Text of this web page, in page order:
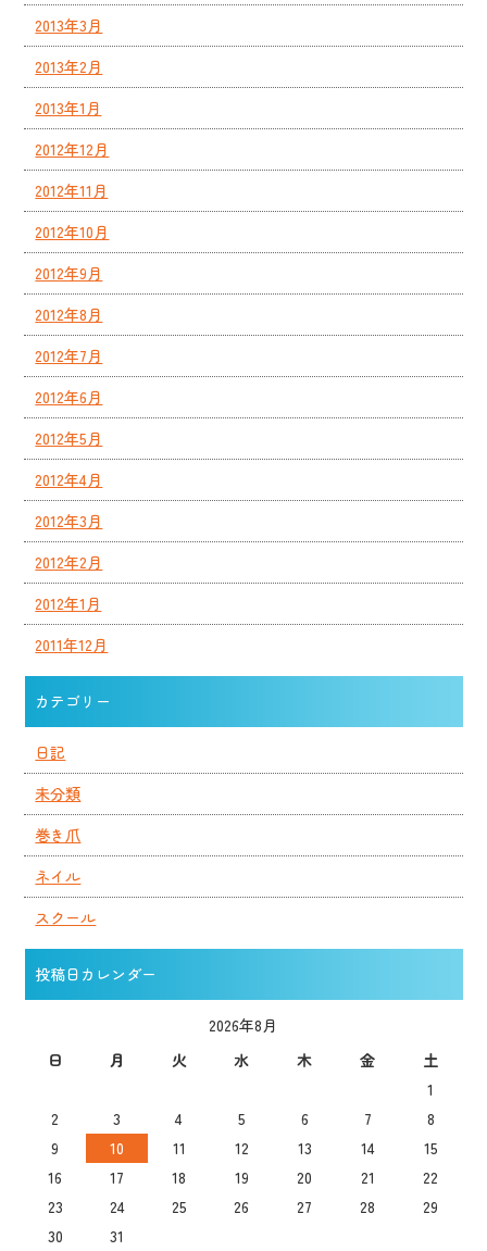
2013年3月
2013年2月
2013年1月
2012年12月
2012年11月
2012年10月
2012年9月
2012年8月
2012年7月
2012年6月
2012年5月
2012年4月
2012年3月
2012年2月
2012年1月
2011年12月
カテゴリー
日記
未分類
巻き爪
ネイル
スクール
投稿日カレンダー
2026年8月
日
月 火 水 木 金
土
1
2
3 4 5 6 7
8
9
10 11 12 13 14
15
16
17 18 19 20 21
22
23
24 25 26 27 28
29
30
31